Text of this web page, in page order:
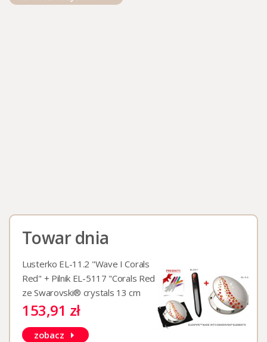
Towar dnia
Lusterko EL-11.2 "Wave I Corals
Red" + Pilnik EL-5117 "Corals Red"
ze Swarovski® crystals 13 cm
153,91 zł
zobacz